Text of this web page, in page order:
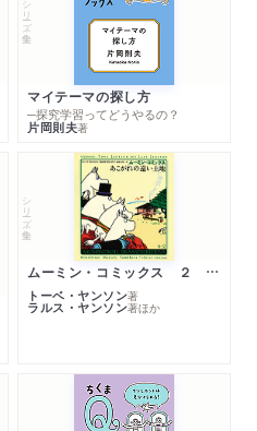
シリーズ・全集
マイテーマの探し方
─探究学習ってどうやるの？
片岡則夫著
シリーズ・全集
ムーミン・コミックス ２ あこがれの遠い土地
トーベ・ヤンソン著
ラルス・ヤンソン著ほか